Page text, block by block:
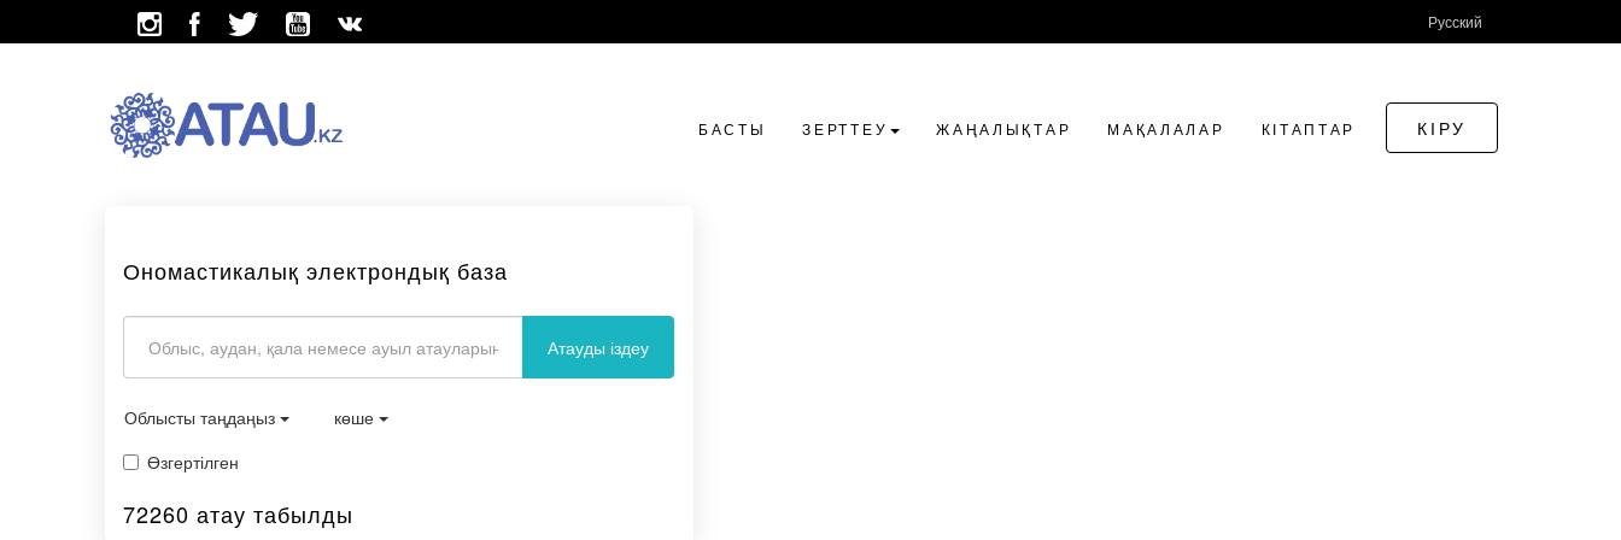
Русский
БАСТЫ ЗЕРТТЕУ ЖАҢАЛЫҚТАР МАҚАЛАЛАР КІТАПТАР КІРУ
Ономастикалық электрондық база
Атауды іздеу
Облысты таңдаңыз
көше
Өзгертілген
72260 атау табылды